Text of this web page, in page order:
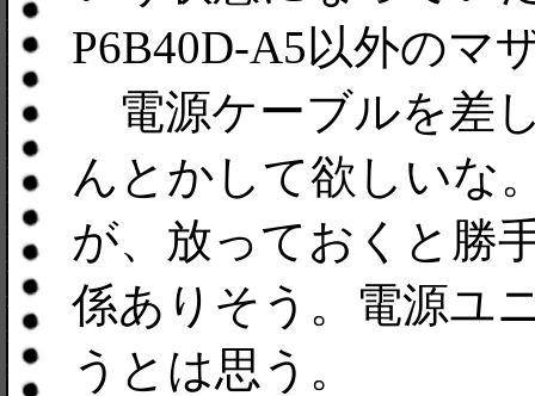
P6B40D-A5以外のマ
電源ケーブルを差
んとかして欲しいな
が、放っておくと勝
係ありそう。電源ユ
うとは思う。